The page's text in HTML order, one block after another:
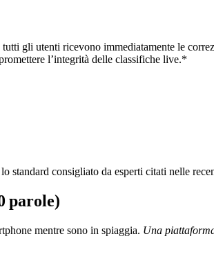
gli utenti ricevono immediatamente le
l’integrità delle classifiche live.*
consigliato da esperti citati nelle
parole)
mentre sono in spiaggia. Una